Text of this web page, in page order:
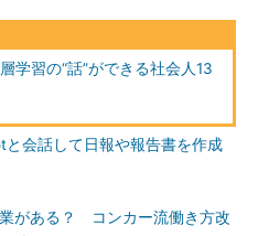
学習の“話”ができる社会人13
と会話して日報や報告書を作成
がある？ コンカー流働き方改